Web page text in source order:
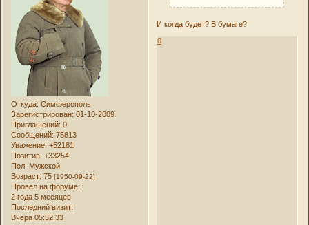
Откуда: Симферополь
Зарегистрирован: 01-10-2009
Приглашений: 0
Сообщений: 75813
Уважение: +52181
Позитив: +33254
Пол: Мужской
Возраст: 75[1950-09-22]
Провел на форуме:
2 года 5 месяцев
Последний визит:
Вчера 05:52:33
И когда будет? В бумаге?
0